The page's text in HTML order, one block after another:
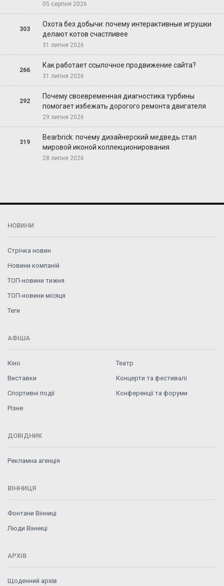
05 серпня 2026
303
Охота без добычи: почему интерактивные игрушки
делают котов счастливее
31 липня 2026
266
Как работает ссылочное продвижение сайта?
31 липня 2026
292
Почему своевременная диагностика турбины
помогает избежать дорогого ремонта двигателя
29 липня 2026
319
Bearbrick: почему дизайнерский медведь стал
мировой иконой коллекционирования
28 липня 2026
НОВИНИ
Стрічка новин
Новини компаній
ТОП-новини тижня
ТОП-новини місяця
Теги
АФІША
Кіно
Театр
Виставки
Концерти та фестивалі
Спортивні події
Конференції та форуми
Різне
ДОВІДНИК
Рекламна агенція
ВІННИЦЯ
Фонтани Вінниці
Люди Вінниці
АРХІВ
Щоденний архів